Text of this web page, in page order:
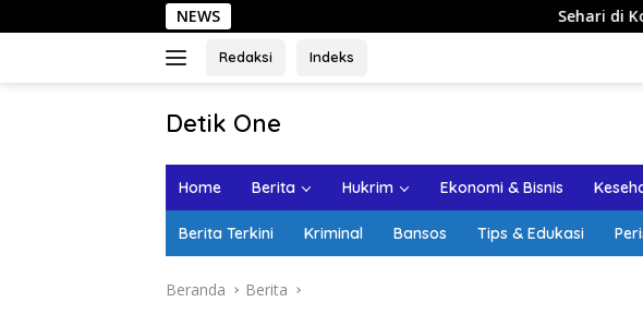
ke
NEWS Sehari di Kota Lama
Redaksi Indeks
Detik One
Ungkap
Home Berita Hukrim Ekonomi & Bisnis
Berita Terkini Kriminal Bansos Tips & Edukasi
Beranda Berita